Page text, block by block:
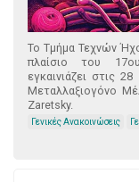
Το Τμήμα Τεχνών
πλαίσιο του
εγκαινιάζει στις
Μεταλλαξιογόνο
Zaretsky.
Γενικές Ανακοινώσεις